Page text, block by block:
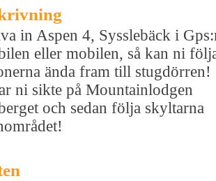
in Aspen 4, Sysslebäck i
eller mobilen, så kan ni
ända fram till stugdörren!
ni sikte på Mountainlodgen
och sedan följa skyltarna